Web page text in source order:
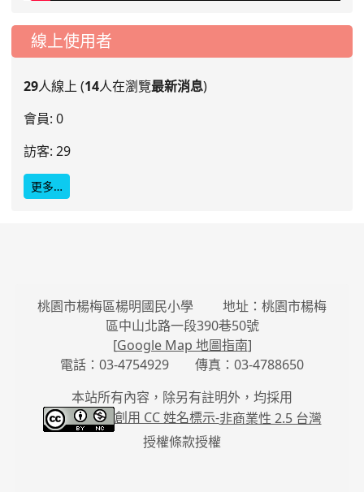
線上使用者
29人線上 (14人在瀏覽最新消息)
會員: 0
訪客: 29
更多…
桃園市楊梅區楊明國民小學 地址：桃園市楊梅
區中山北路一段390巷50號
[Google Map 地圖指南]
電話：03-4754929 傳真：03-4788650
本站所有內容，除另有註明外，均採用
創用 CC 姓名標示-非商業性 2.5 台灣
授權條款授權